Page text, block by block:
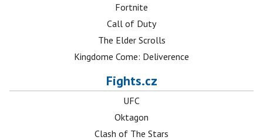
Fortnite
Call of Duty
The Elder Scrolls
Kingdome Come: Deliverence
Fights.cz
UFC
Oktagon
Clash of The Stars